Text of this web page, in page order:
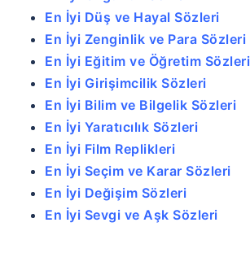
En İyi Düş ve Hayal Sözleri
En İyi Zenginlik ve Para Sözleri
En İyi Eğitim ve Öğretim Sözleri
En İyi Girişimcilik Sözleri
En İyi Bilim ve Bilgelik Sözleri
En İyi Yaratıcılık Sözleri
En İyi Film Replikleri
En İyi Seçim ve Karar Sözleri
En İyi Değişim Sözleri
En İyi Sevgi ve Aşk Sözleri